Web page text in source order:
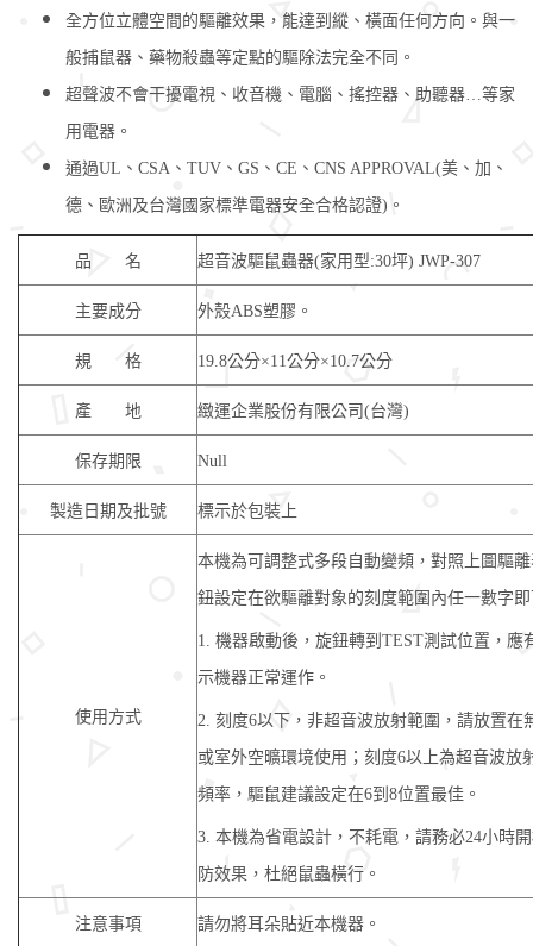
全方位立體空間的驅離效果，能達到縱、橫面任何方向。與一
般捕鼠器、藥物殺蟲等定點的驅除法完全不同。
超聲波不會干擾電視、收音機、電腦、搖控器、助聽器…等家
用電器。
通過UL、CSA、TUV、GS、CE、CNS APPROVAL(美、加、
德、歐洲及台灣國家標準電器安全合格認證)。​
品 名 超音波驅鼠蟲器(家用型:30坪) JWP-307
主要成分 外殼ABS塑膠。
規 格 19.8公分×11公分×10.7公分
產 地 緻運企業股份有限公司(台灣)
保存期限 Null
製造日期及批號 標示於包裝上
使用方式
本機為可調整式多段自動變頻，對照上圖驅
鈕設定在欲驅離對象的刻度範圍內任一數字
1. 機器啟動後，旋鈕轉到TEST測試位置，應
示機器正常運作。
2. 刻度6以下，非超音波放射範圍，請放置在
或室外空曠環境使用；刻度6以上為超音波放
頻率，驅鼠建議設定在6到8位置最佳。
3. 本機為省電設計，不耗電，請務必24小時
防效果，杜絕鼠蟲橫行。
注意事項 請勿將耳朵貼近本機器。